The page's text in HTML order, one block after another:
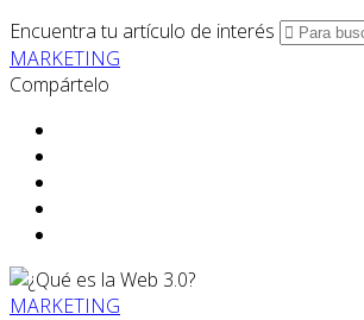
Encuentra tu artículo de interés
MARKETING
Compártelo
MARKETING